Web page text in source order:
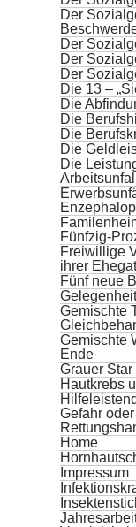
Der
Der
Der
Der
Die 13 –
Die
Die
Die
Die
Die
Fünfzig-
Freiwillige
ihrer
Fünf neue
Gemischte
Gemischte
Ende
Grauer
Hautkrebs
Gefahr
Home
Impressum